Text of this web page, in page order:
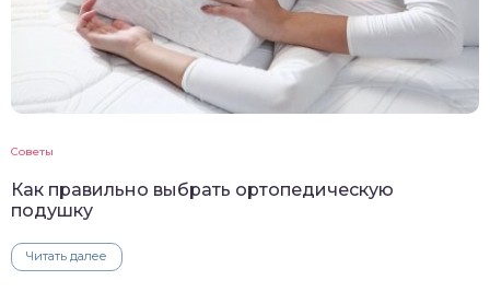
Советы
Как правильно выбрать ортопедическую
подушку
Читать далее